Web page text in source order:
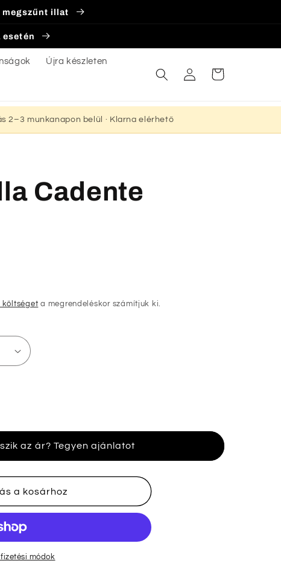
megszűnt illat
Újra készleten
Bejelentkezés
Kosár
2–3 munkanapon belül · Klarna elérhető
Cadente
költséget a megrendeléskor számítjuk ki.
az ár? Tegyen ajánlatot
a kosárhoz
fizetési módok